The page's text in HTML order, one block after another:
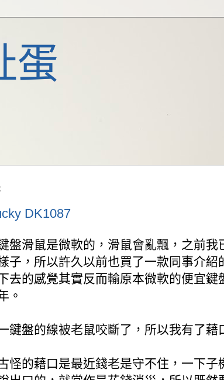
蛋
DK1087
盤滑鼠是微軟的，滑鼠會亂飄，之前
子，所以許久以前也買了一款同事介
去的感覺其實反而輸原本微軟的便宜
。
鍵盤的線被老鼠咬斷了，所以我有了
怪的藉口是最近錢老是守不住，一下